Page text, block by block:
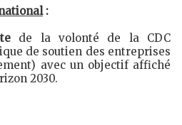
:
de la volonté de la CDC
de soutien des entreprises
avec un objectif affiché
2030.